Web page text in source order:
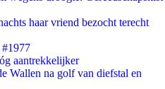
haar vriend bezocht terecht
#1977
aantrekkelijker
Wallen na golf van diefstal en